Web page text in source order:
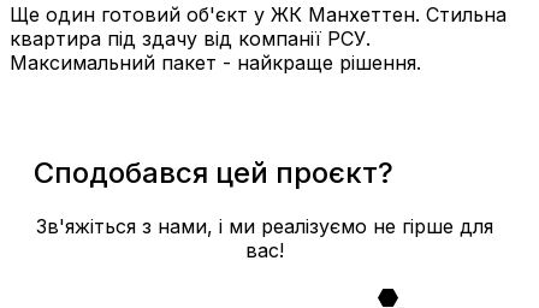
Ще один готовий об'єкт у ЖК Манхеттен. Стильна
квартира під здачу від компанії РСУ.
Максимальний пакет - найкраще рішення.
Сподобався цей проєкт?
Зв'яжіться з нами, і ми реалізуємо не гірше для
вас!